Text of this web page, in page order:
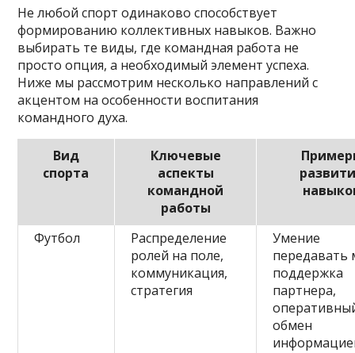
Не любой спорт одинаково способствует
формированию коллективных навыков. Важно
выбирать те виды, где командная работа не
просто опция, а необходимый элемент успеха.
Ниже мы рассмотрим несколько направлений с
акцентом на особенности воспитания
командного духа.
Вид
спорта
Ключевые
аспекты
командной
работы
Футбол
Распределение
ролей на поле,
коммуникация,
стратегия
Умение
передавать
поддержка
партнера,
обмен